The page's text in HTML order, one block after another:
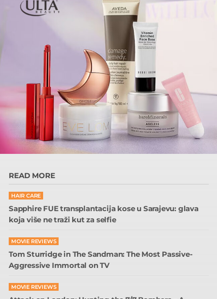
READ MORE
HAIR CARE
Sapphire FUE transplantacija kose u Sarajevu: glava
koja više ne traži kut za selfie
MOVIE REVIEWS
Tom Sturridge in The Sandman: The Most Passive-
Aggressive Immortal on TV
MOVIE REVIEWS